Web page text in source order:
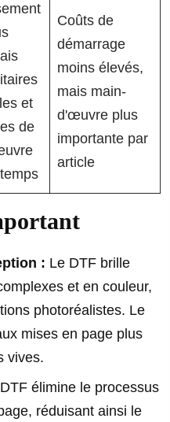
et
de
Coûts de
démarrage
moins élevés,
mais main-
d'œuvre plus
importante par
article
: Le DTF brille
et en couleur,
photoréalistes. Le
mises en page plus
vives.
DTF élimine le processus
réduisant ainsi le